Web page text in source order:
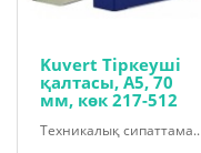
Kuvert Тіркеуші
қалтасы, A5, 70
мм, көк 217-512
Техникалық сипаттама..